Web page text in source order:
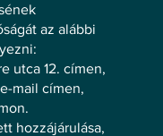
az alábbi
utca 12. címen,
e-mail címen,
hozzájárulása,